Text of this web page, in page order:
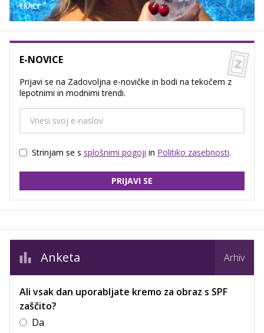
TRAČI
E-NOVICE
Prijavi se na Zadovoljna e-novičke in bodi na tekočem z
lepotnimi in modnimi trendi.
Strinjam se s splošnimi pogoji in Politiko zasebnosti.
PRIJAVI SE
Anketa Arhiv
Ali vsak dan uporabljate kremo za obraz s SPF
zaščito?
Da